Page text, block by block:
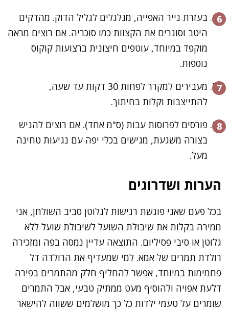
בעזרת נייר האפייה, מגלגלים לגליל הדוק. מהדקים
היטב וסוגרים את הקצוות כמו סוכריה. אם רוצים מראה
מוקפד במיוחד, עוטפים חיצונית ברצועות קוקוס
נוספות.
מעבירים למקרר לפחות 30 דקות עד שעה,
להתייצבות וקלות בחיתוך.
פורסים לפרוסות עבות (ס"מ אחד). אם רוצים להגיש
בצורה משגעת, מגישים בכלי יפה עם נגיעות טחינה
מעל.
הערות ושדרוגים
בכל פעם שאני פוגשת רגישות לגלוטן סביב השולחן, אני
ממירה בקלות את שיבולת השועל לשיבולת שועל ללא
גלוטן או סיבי פסיליום. התוצאה עדיין נמסה בפה ומזכירה
רולדת תמרים של אמא. למי שמעדיף את הרולדה דל
פחמימות במיוחד, אפשר להחליף חלק מהתמרים בפירה
דלעת אפויה ולהוסיף מעט ממתיק טבעי, אבל התמרים
שומרים על טעמי ילדות כל כך מושלמים ששווה להישאר